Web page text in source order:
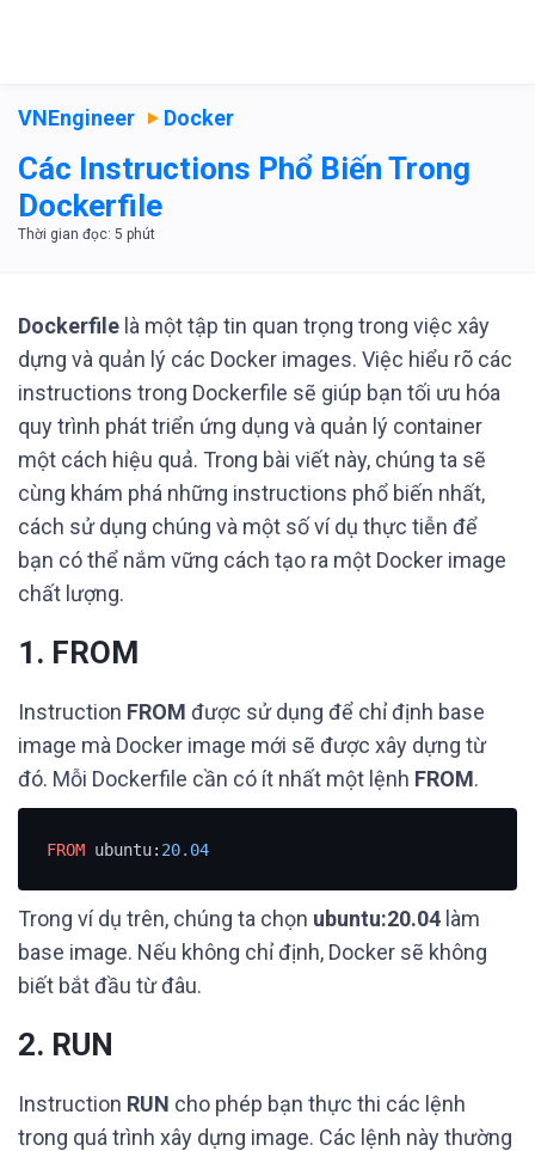
VNEngineer Docker
Các Instructions Phổ Biến Trong
Dockerfile
Dockerfile là một tập tin quan trọng trong việc xây
dựng và quản lý các Docker images. Việc hiểu rõ các
instructions trong Dockerfile sẽ giúp bạn tối ưu hóa
quy trình phát triển ứng dụng và quản lý container
một cách hiệu quả. Trong bài viết này, chúng ta sẽ
cùng khám phá những instructions phổ biến nhất,
cách sử dụng chúng và một số ví dụ thực tiễn để
bạn có thể nắm vững cách tạo ra một Docker image
chất lượng.
1. FROM
Instruction FROM được sử dụng để chỉ định base
image mà Docker image mới sẽ được xây dựng từ
đó. Mỗi Dockerfile cần có ít nhất một lệnh FROM.
FROM ubuntu: 20.04
Trong ví dụ trên, chúng ta chọn ubuntu:20.04 làm
base image. Nếu không chỉ định, Docker sẽ không
biết bắt đầu từ đâu.
2. RUN
Instruction RUN cho phép bạn thực thi các lệnh
trong quá trình xây dựng image. Các lệnh này thường